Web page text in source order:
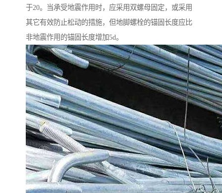
于20。当承受地震作用时，应采用双螺母固定，或采用
其它有效防止松动的措施，但地脚螺栓的锚固长度应比
非地震作用的锚固长度增加5d。